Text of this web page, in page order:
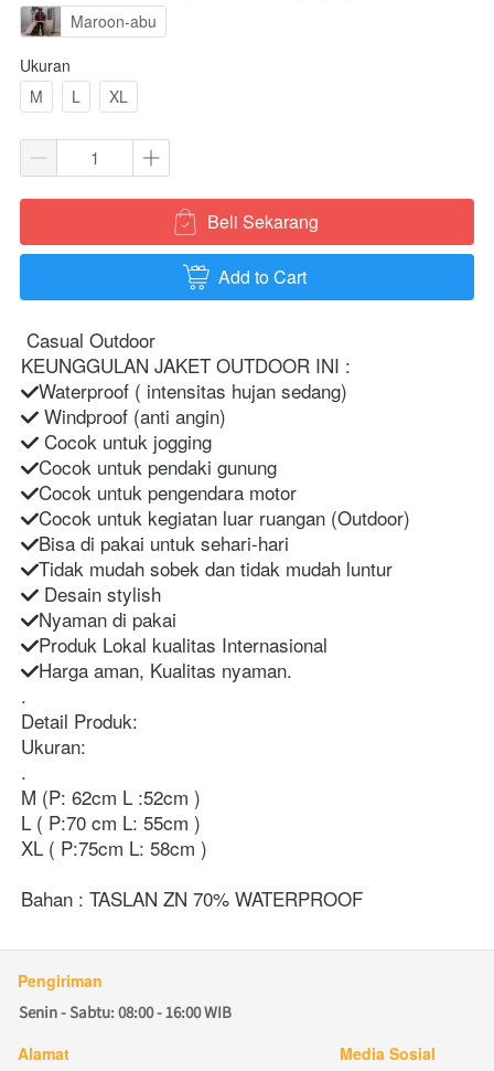
Maroon-abu
Ukuran
M
L XL
` Beli Sekarang
` Add to Cart
Casual Outdoor
KEUNGGULAN JAKET OUTDOOR INI :
Waterproof ( intensitas hujan sedang)
Windproof (anti angin)
Cocok untuk jogging
Cocok untuk pendaki gunung
Cocok untuk pengendara motor
Cocok untuk kegiatan luar ruangan (Outdoor)
Bisa di pakai untuk sehari-hari
Tidak mudah sobek dan tidak mudah luntur
Desain stylish
Nyaman di pakai
Produk Lokal kualitas Internasional
Harga aman, Kualitas nyaman.
.
Detail Produk:
Ukuran:
.
M (P: 62cm L :52cm )
L ( P:70 cm L: 55cm )
XL ( P:75cm L: 58cm )
Bahan : TASLAN ZN 70% WATERPROOF
Pengiriman
Senin - Sabtu: 08:00 - 16:00 WIB
Alamat Media Sosial